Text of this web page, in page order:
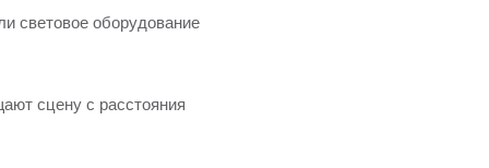
Global
световое оборудование
сцену с расстояния